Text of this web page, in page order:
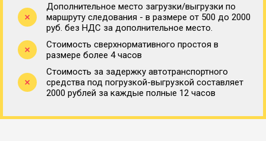
Дополнительное место загрузки/выгрузки по
маршруту следования - в размере от 500 до 2000
руб. без НДС за дополнительное место.
Стоимость сверхнормативного простоя в
размере более 4 часов
Стоимость за задержку автотранспортного
средства под погрузкой-выгрузкой составляет
2000 рублей за каждые полные 12 часов